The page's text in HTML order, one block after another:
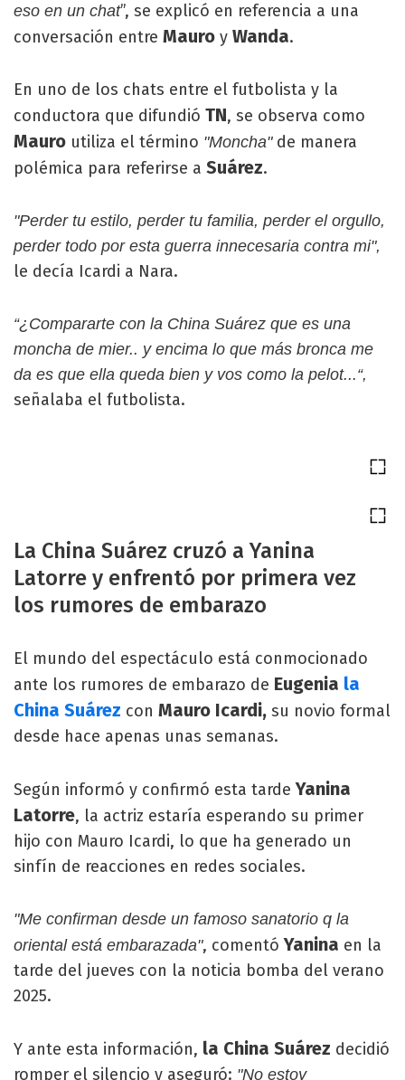
eso en un chat”, se explicó en referencia a una
conversación entre Mauro y Wanda.
En uno de los chats entre el futbolista y la
conductora que difundió TN, se observa como
Mauro utiliza el término "Moncha"de manera
polémica para referirse a Suárez.
"Perder tu estilo, perder tu familia, perder el orgullo,
perder todo por esta guerra innecesaria contra mi",
le decía Icardi a Nara.
“¿Compararte con la China Suárez que es una
moncha de mier.. y encima lo que más bronca me
da es que ella queda bien y vos como la pelot...“,
señalaba el futbolista.
La China Suárez cruzó a Yanina
Latorre y enfrentó por primera vez
los rumores de embarazo
El mundo del espectáculo está conmocionado
ante los rumores de embarazo de Eugenia la
China Suárez con Mauro Icardi, su novio formal
desde hace apenas unas semanas.
Según informó y confirmó esta tardeYanina
Latorre, la actriz estaría esperando su primer
hijo con Mauro Icardi, lo que ha generado un
sinfín de reacciones en redes sociales.
"Me confirman desde un famoso sanatorio q la
oriental está embarazada", comentó Yanina en la
tarde del jueves con la noticia bomba del verano
2025.
Y ante esta información, la China Suárez decidió
romper el silencio y aseguró: "No estoy